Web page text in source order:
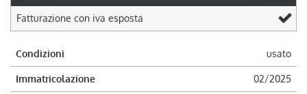
Fatturazione con iva esposta
Condizioni usato
Immatricolazione 02/2025